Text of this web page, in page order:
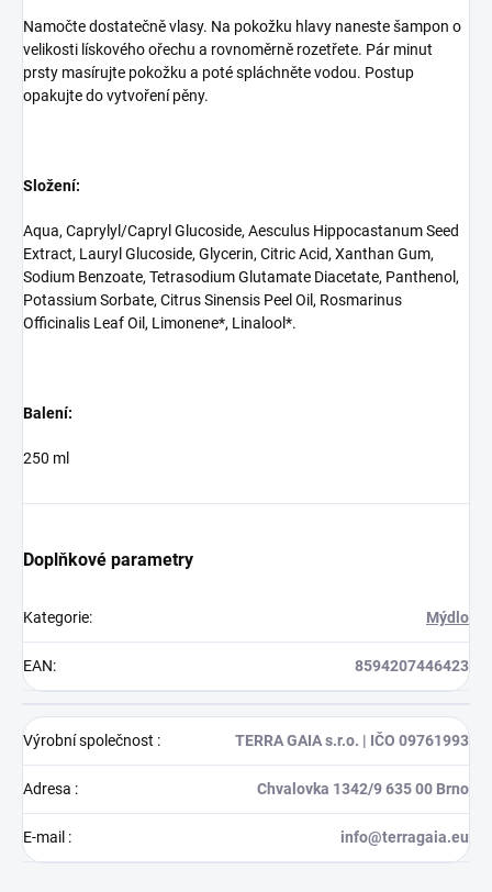
Namočte dostatečně vlasy. Na pokožku hlavy naneste šampon o
velikosti lískového ořechu a rovnoměrně rozetřete. Pár minut
prsty masírujte pokožku a poté spláchněte vodou. Postup
opakujte do vytvoření pěny.
Složení:
Aqua, Caprylyl/Capryl Glucoside, Aesculus Hippocastanum Seed
Extract, Lauryl Glucoside, Glycerin, Citric Acid, Xanthan Gum,
Sodium Benzoate, Tetrasodium Glutamate Diacetate, Panthenol,
Potassium Sorbate, Citrus Sinensis Peel Oil, Rosmarinus
Officinalis Leaf Oil, Limonene*, Linalool*.
Balení:
250 ml
Doplňkové parametry
Kategorie: Mýdlo
EAN: 8594207446423
Výrobní společnost : TERRA GAIA s.r.o. | IČO 09761993
Adresa : Chvalovka 1342/9 635 00 Brno
E-mail : info@terragaia.eu